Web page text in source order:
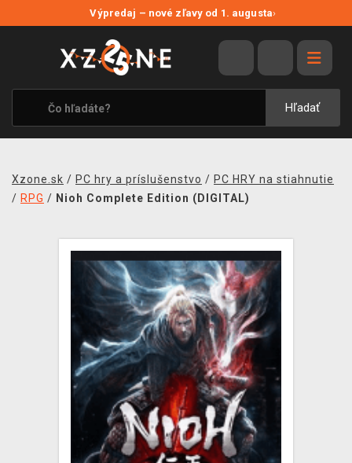
Výpredaj – nové zľavy od 1. augusta›
Hľadať
VÝPREDAJ
VIDEOHRY
XZONE ORIGINALS
TEMATIKY
MERCHANDISE
DOPRAVA
XZONE KLUB
Xzone.sk / PC hry a príslušenstvo / PC HRY na stiahnutie
/ RPG / Nioh Complete Edition (DIGITAL)